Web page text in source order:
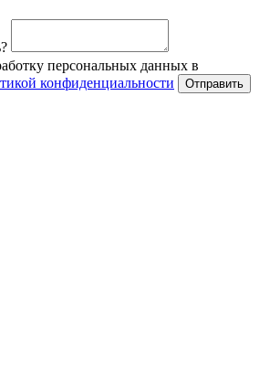
персональных данных в
конфиденциальности Отправить